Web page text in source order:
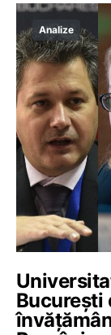
Analize
București